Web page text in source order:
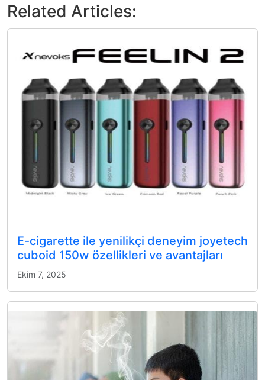
Related Articles:
E-cigarette ile yenilikçi deneyim joyetech
cuboid 150w özellikleri ve avantajları
Ekim 7, 2025